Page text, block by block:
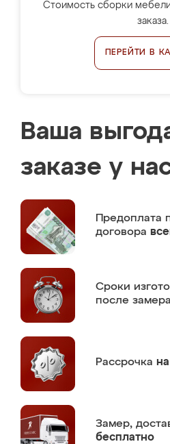
Стоимость сборки
заказа.
ПЕРЕЙТИ В
Ваша
заказе у
Предоплата
договора
Сроки
после замера
Рассрочка
Замер,
бесплатно